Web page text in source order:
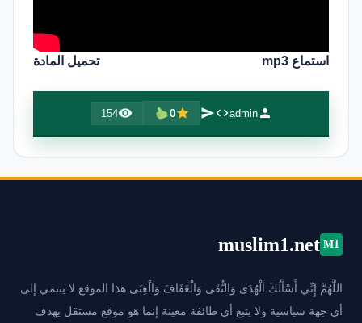
استماع mp3 تحميل المادة
admin
0
154
M1
muslim1.net
اللَّهُمَّ إِنِّي أَسْأَلُكَ الْهُدَى وَالتُّقَى وَالْعَفَافَ وَالْغِنَى هذا الموقع لا ينتمي إلى
أي جهة سياسية ولا يتبع أي طائفة معينة إنما هو موقع مستقل يهدف